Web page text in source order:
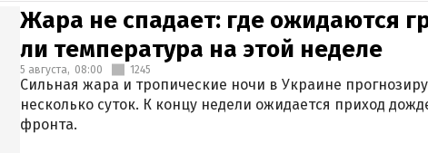
Жара не спадает: где ожидаются
ли температура на этой неделе
5 августа, 08:00 1245
Сильная жара и тропические ночи в Украине
несколько суток. К концу недели ожидается приход
фронта.